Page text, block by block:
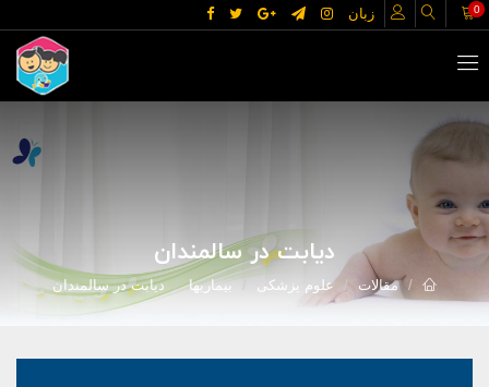
زبان 0
دیابت در سالمندان
مقالات علوم پزشکی بیماریها دیابت در سالمندان